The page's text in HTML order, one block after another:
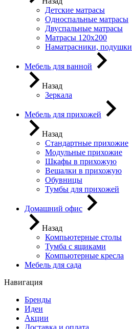
Детские матрасы
Односпальные матрасы
Двуспальные матрасы
Матрасы 120х200
Наматрасники, подушки
Мебель для ванной
Назад
Зеркала
Мебель для прихожей
Назад
Стандартные прихожие
Модульные прихожие
Шкафы в прихожую
Вешалки в прихожую
Обувницы
Тумбы для прихожей
Домашний офис
Назад
Компьютерные столы
Тумба с ящиками
Компьютерные кресла
Мебель для сада
Навигация
Бренды
Идеи
Акции
Доставка и оплата